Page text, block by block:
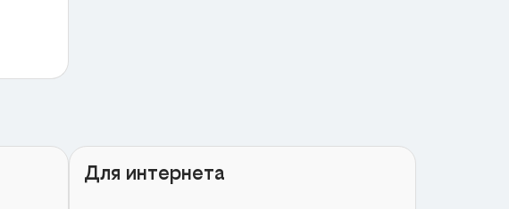
Для интернета